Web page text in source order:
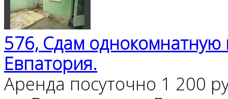
576, Сдам однокомнатную
Евпатория.
Аренда посуточно 1 200